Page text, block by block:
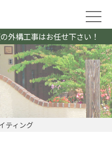
外構工事はお任せ下さい！
ティング